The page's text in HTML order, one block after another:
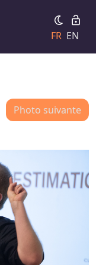
FR EN
Photo suivante